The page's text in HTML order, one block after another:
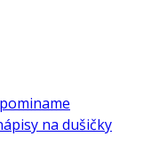
na dušičky